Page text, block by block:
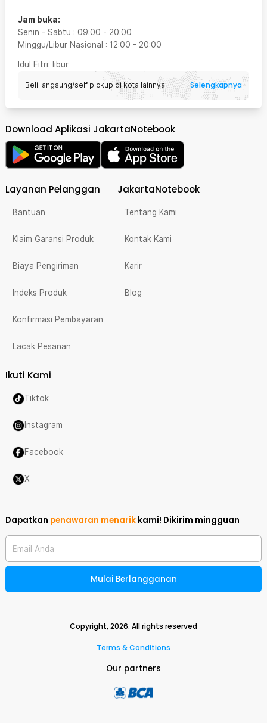
Jam buka:
Senin - Sabtu : 09:00 - 20:00
Minggu/Libur Nasional : 12:00 - 20:00
Idul Fitri: libur
Beli langsung/self pickup di kota lainnya Selengkapnya
Download Aplikasi JakartaNotebook
Layanan Pelanggan
Bantuan
Klaim Garansi Produk
Biaya Pengiriman
Indeks Produk
Konfirmasi Pembayaran
Lacak Pesanan
JakartaNotebook
Tentang Kami
Kontak Kami
Karir
Blog
Ikuti Kami
Tiktok
Instagram
Facebook
X
Dapatkan penawaran menarik kami! Dikirim mingguan
Email Anda
Mulai Berlangganan
Copyright,2026. All rights reserved
Terms & Conditions
Our partners